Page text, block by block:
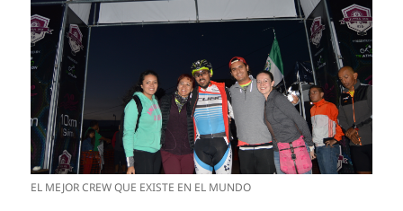
EL MEJOR CREW QUE EXISTE EN EL MUNDO